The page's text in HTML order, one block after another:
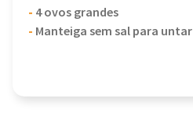
- 4 ovos grandes
- Manteiga sem sal para untar